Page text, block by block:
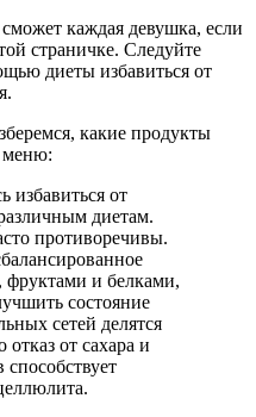
каждая девушка, если
страничке. Следуйте
диеты избавиться от
какие продукты
меню:
от
диетам.
противоречивы.
фруктами и белками,
состояние
сетей делятся
от сахара и